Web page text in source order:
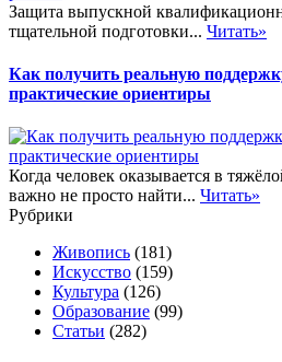
Защита выпускной
тщательной подготовки... Читать»
Как получить реальную
практические ориентиры
Когда человек оказывается в
важно не просто найти... Читать»
Рубрики
Живопись (181)
Искусство (159)
Культура (126)
Образование (99)
Статьи (282)